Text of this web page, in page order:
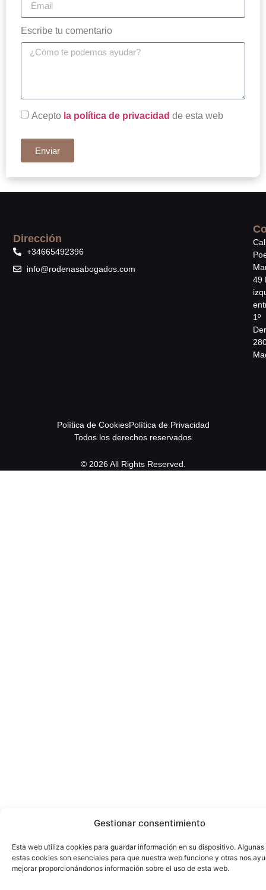
Gestionar consentimiento
Esta web utiliza cookies para guardar información en su dispositivo. Algunas
estas cookies son esenciales para que nuestra web funcione y otras nos
mejorar proporcionándonos información sobre el uso de esta web.
Escribe tu comentario
Acepto la política de privacidad de esta web
Enviar
49
1º
Dirección
+34665492396
info@rodenasabogados.com
Política de CookiesPolítica de Privacidad
Todos los derechos reservados
© 2026 All Rights Reserved.